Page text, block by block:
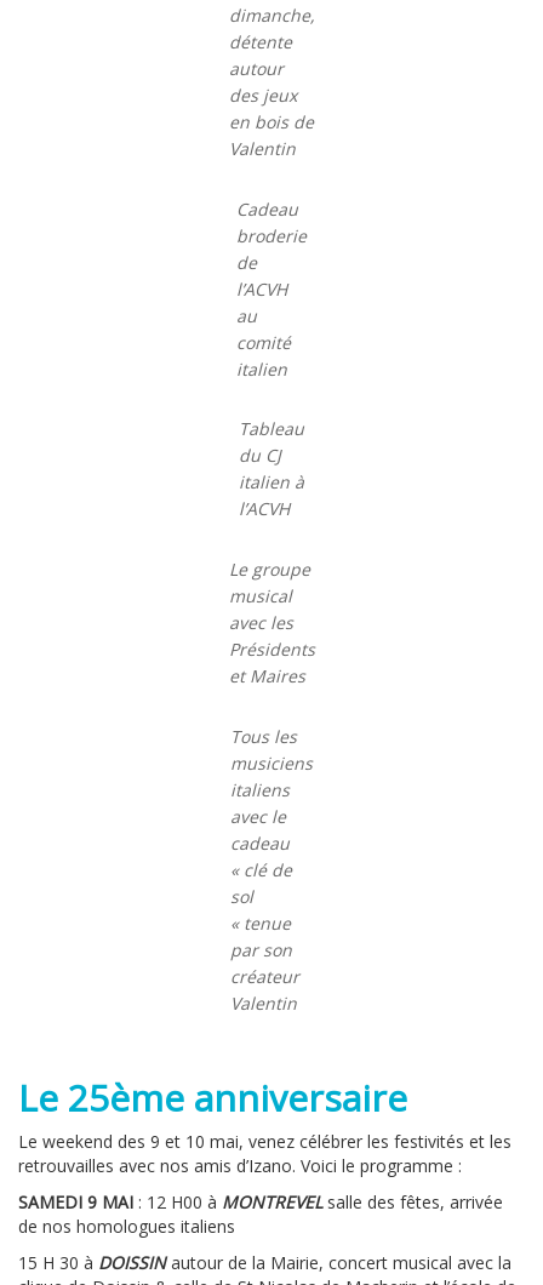
dimanche,
détente
autour
des jeux
en bois de
Valentin
Cadeau
broderie
de
l’ACVH
au
comité
italien
Tableau
du CJ
italien à
l’ACVH
Le groupe
musical
avec les
Présidents
et Maires
Tous les
musiciens
italiens
avec le
cadeau
« clé de
sol
« tenue
par son
créateur
Valentin
Le 25ème anniversaire
Le weekend des 9 et 10 mai, venez célébrer les festivités et les
retrouvailles avec nos amis d’Izano. Voici le programme :
SAMEDI 9 MAI : 12 H00 à MONTREVELsalle des fêtes, arrivée
de nos homologues italiens
15 H 30 à DOISSINautour de la Mairie, concert musical avec la